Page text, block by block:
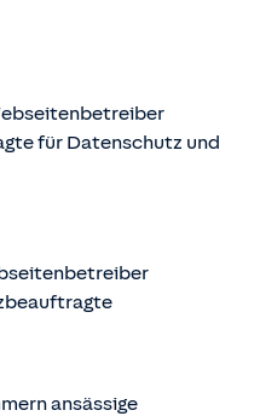
für Datenschutz und
ansässige